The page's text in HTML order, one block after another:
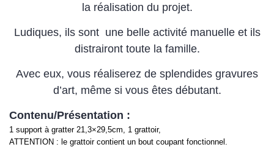
la réalisation du projet.
Ludiques, ils sont une belle activité manuelle et ils
distrairont toute la famille.
Avec eux, vous réaliserez de splendides gravures
d’art, même si vous êtes débutant.
Contenu/Présentation :
1 support à gratter 21,3×29,5cm, 1 grattoir,
ATTENTION : le grattoir contient un bout coupant fonctionnel.